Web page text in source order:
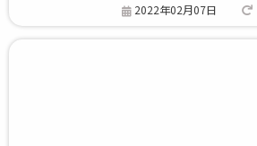
2022年02月07日